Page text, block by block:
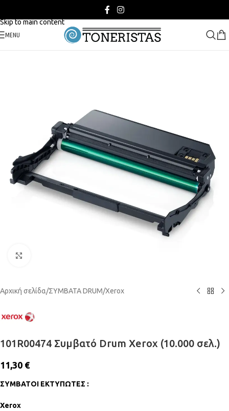
Skip to main content
MENU
Αρχική σελίδα/ΣΥΜΒΑΤΑ DRUM/Xerox
101R00474 Συμβατό Drum Xerox (10.000 σελ.)
11,30 €
ΣΥΜΒΑΤΟΙ ΕΚΤΥΠΩΤΕΣ :
Xerox